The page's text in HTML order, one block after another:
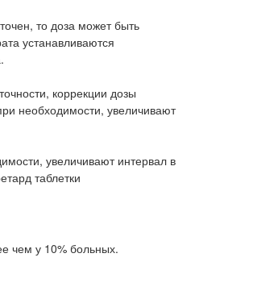
то доза может быть
устанавливаются
коррекции дозы
необходимости, увеличивают
увеличивают интервал в
таблетки
чем у 10% больных.